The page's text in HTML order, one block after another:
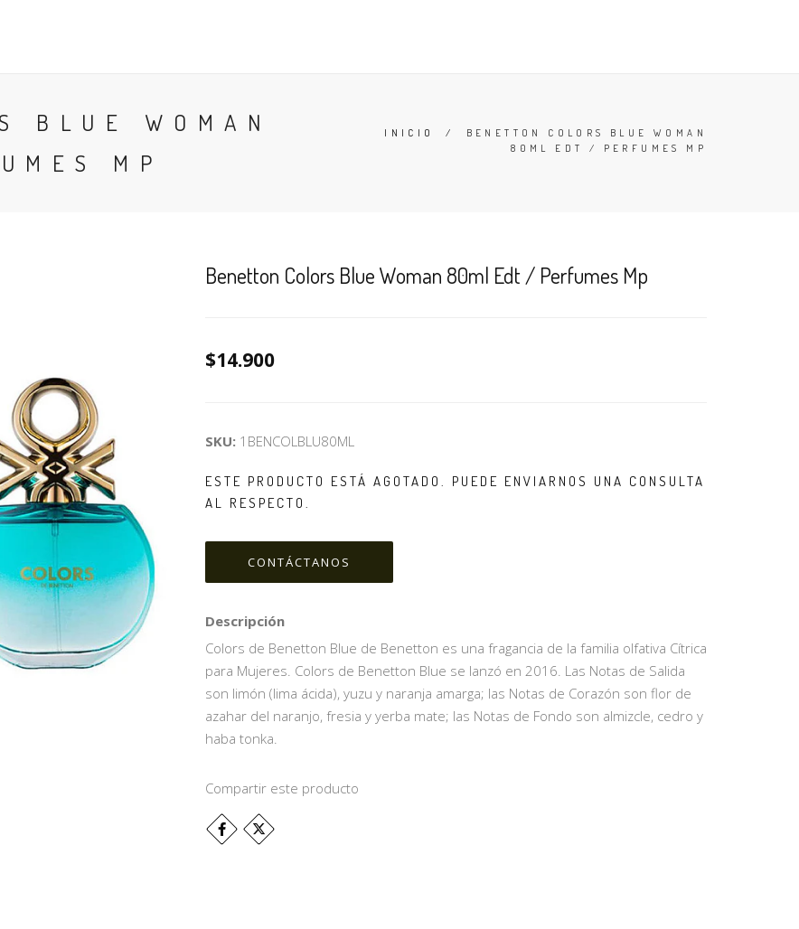
BLUE WOMAN
MP
INICIO /
BENETTON COLORS BLUE WOMAN
80ML EDT / PERFUMES MP
Benetton Colors Blue Woman 80ml Edt / Perfumes Mp
$14.900
SKU: 1BENCOLBLU80ML
ESTE PRODUCTO ESTÁ AGOTADO. PUEDE ENVIARNOS UNA CONSULTA
AL RESPECTO.
CONTÁCTANOS
Descripción
Colors de Benetton Blue de Benetton es una fragancia de la familia olfativa Cítrica
para Mujeres. Colors de Benetton Blue se lanzó en 2016. Las Notas de Salida
son limón (lima ácida), yuzu y naranja amarga; las Notas de Corazón son flor de
azahar del naranjo, fresia y yerba mate; las Notas de Fondo son almizcle, cedro y
haba tonka.
Compartir este producto